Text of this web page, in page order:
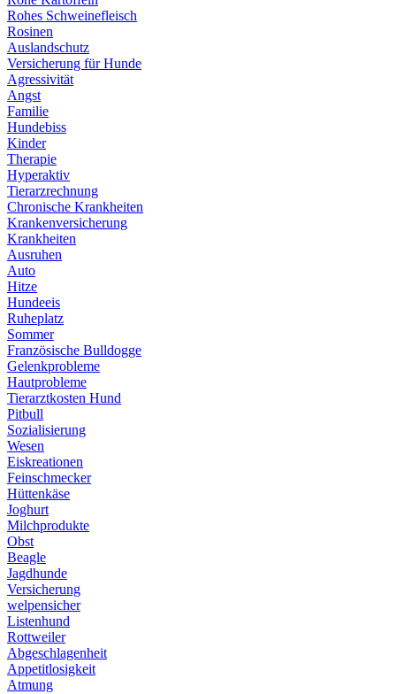
Rohes Schweinefleisch
Rosinen
Auslandschutz
Versicherung für Hunde
Agressivität
Angst
Familie
Hundebiss
Kinder
Therapie
Hyperaktiv
Tierarzrechnung
Chronische Krankheiten
Krankenversicherung
Krankheiten
Ausruhen
Auto
Hitze
Hundeeis
Ruheplatz
Sommer
Französische Bulldogge
Gelenkprobleme
Hautprobleme
Tierarztkosten Hund
Pitbull
Sozialisierung
Wesen
Eiskreationen
Feinschmecker
Hüttenkäse
Joghurt
Milchprodukte
Obst
Beagle
Jagdhunde
Versicherung
welpensicher
Listenhund
Rottweiler
Abgeschlagenheit
Appetitlosigkeit
Atmung